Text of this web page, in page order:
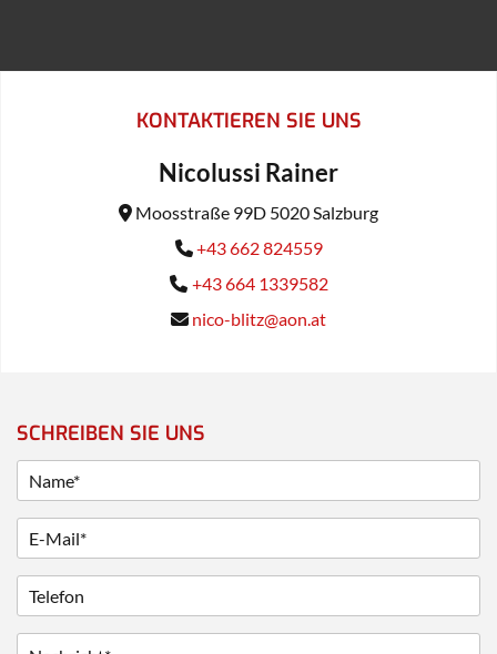
KONTAKTIEREN SIE UNS
Nicolussi Rainer
 Moosstraße 99D 5020 Salzburg
 +43 662 824559
 +43 664 1339582
 nico-blitz@aon.at
SCHREIBEN SIE UNS